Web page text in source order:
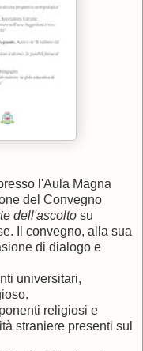
l'Aula Magna
del Convegno
dell'ascolto su
Il convegno, alla sua
di dialogo e
universitari,
religiosi e
straniere presenti sul